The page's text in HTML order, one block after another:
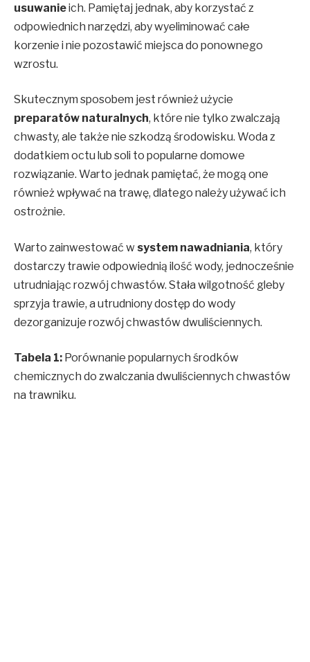
usuwanieich. Pamiętaj jednak, aby korzystać z
odpowiednich narzędzi, aby wyeliminować całe
korzenie i nie pozostawić miejsca do ponownego
wzrostu.
Skutecznym sposobem jest również użycie
preparatów naturalnych, które nie tylko zwalczają
chwasty, ale także nie szkodzą środowisku. Woda z
dodatkiem octu lub soli to popularne domowe
rozwiązanie. Warto jednak pamiętać, że mogą one
również wpływać na trawę, dlatego należy używać ich
ostrożnie.
Warto zainwestować w system nawadniania, który
dostarczy trawie odpowiednią ilość wody, jednocześnie
utrudniając rozwój chwastów. Stała wilgotność gleby
sprzyja trawie, a utrudniony dostęp do wody
dezorganizuje rozwój chwastów dwuliściennych.
Tabela 1: Porównanie popularnych środków
chemicznych do zwalczania dwuliściennych chwastów
na trawniku.